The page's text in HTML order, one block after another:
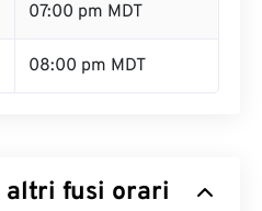
07:00 pm MDT
08:00 pm MDT
altri fusi orari